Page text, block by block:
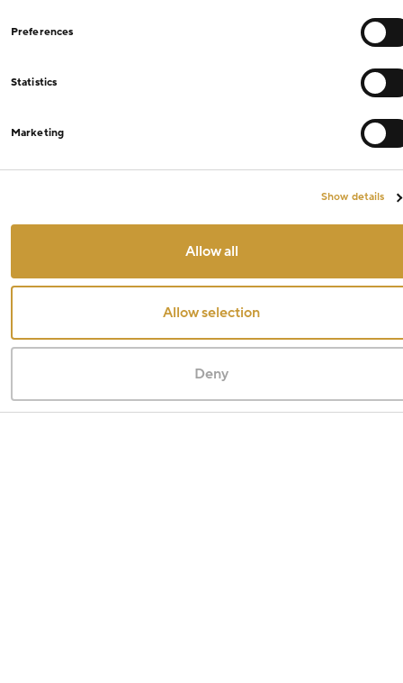
Preferences
Statistics
Marketing
Show details
Allow all
Allow selection
Deny